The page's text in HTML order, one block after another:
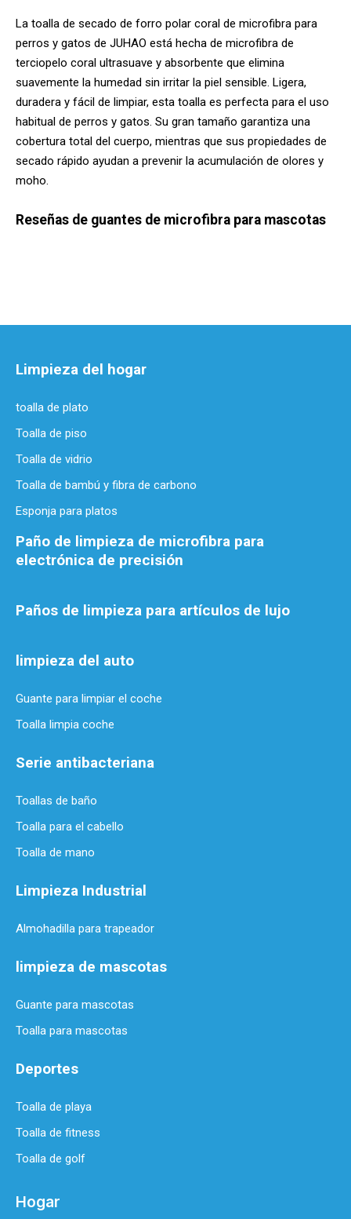
La toalla de secado de forro polar coral de microfibra para
perros y gatos de JUHAO está hecha de microfibra de
terciopelo coral ultrasuave y absorbente que elimina
suavemente la humedad sin irritar la piel sensible. Ligera,
duradera y fácil de limpiar, esta toalla es perfecta para el uso
habitual de perros y gatos. Su gran tamaño garantiza una
cobertura total del cuerpo, mientras que sus propiedades de
secado rápido ayudan a prevenir la acumulación de olores y
moho.
Reseñas de guantes de microfibra para mascotas
Limpieza del hogar
toalla de plato
Toalla de piso
Toalla de vidrio
Toalla de bambú y fibra de carbono
Esponja para platos
Paño de limpieza de microfibra para
electrónica de precisión
Paños de limpieza para artículos de lujo
limpieza del auto
Guante para limpiar el coche
Toalla limpia coche
Serie antibacteriana
Toallas de baño
Toalla para el cabello
Toalla de mano
Limpieza Industrial
Almohadilla para trapeador
limpieza de mascotas
Guante para mascotas
Toalla para mascotas
Deportes
Toalla de playa
Toalla de fitness
Toalla de golf
Hogar